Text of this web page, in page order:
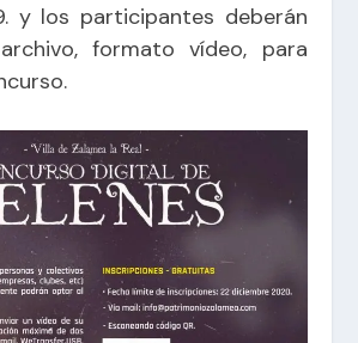
y los participantes deberán
formato vídeo, para